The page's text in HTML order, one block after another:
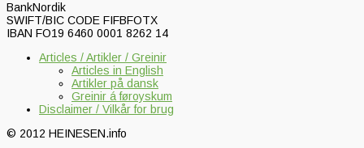
BankNordik
SWIFT/BIC CODE FIFBFOTX
IBAN FO19 6460 0001 8262 14
Articles / Artikler / Greinir
Articles in English
Artikler på dansk
Greinir á føroyskum
Disclaimer / Vilkår for brug
© 2012 HEINESEN.info